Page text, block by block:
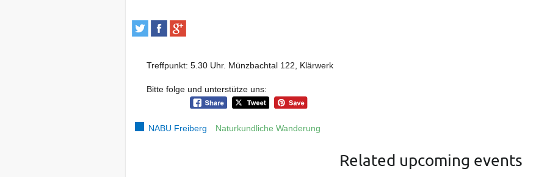
Treffpunkt: 5.30 Uhr. Münzbachtal 122, Klärwerk
Bitte folge und unterstütze uns:
NABU Freiberg Naturkundliche Wanderung
Related upcoming events